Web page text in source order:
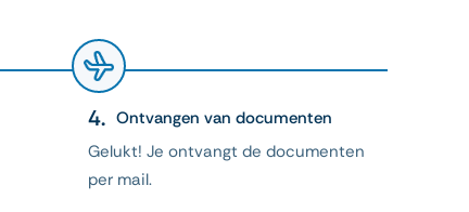
Ontvangen van documenten
Gelukt! Je ontvangt de documenten
per mail.